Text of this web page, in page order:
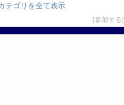
テゴリを全て表示
参加する